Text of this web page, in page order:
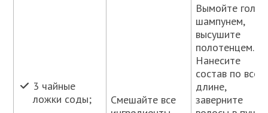
3 чайные
ложки соды;
Смешайте все
Вымойте
шампунем,
высушите
полотенцем.
Нанесите
состав по всей
длине,
заверните